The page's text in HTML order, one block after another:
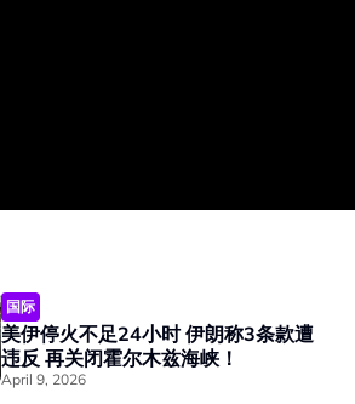
国际
美伊停火不足24小时 伊朗称3条款遭
违反 再关闭霍尔木兹海峡！
April 9, 2026